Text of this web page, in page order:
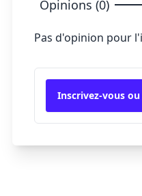
Opinions (0)
Pas d'opinion pour
Inscrivez-vous